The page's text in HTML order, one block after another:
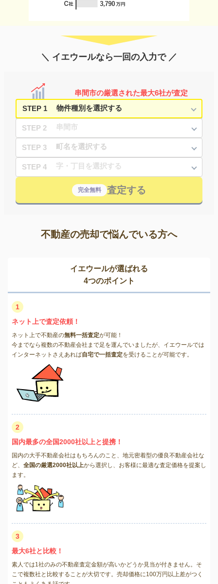
＼ イエウールなら一回の入力で ／
串間市の厳選された最大6社が査定
STEP 1
STEP 2
STEP 3
STEP 4
完全無料 査定する
不動産の売却で悩んでいる方へ
イエウールが選ばれる
4つのポイント
1
ネット上で査定依頼！
ネット上で不動産の無料一括査定が可能！
今までなら複数の不動産会社まで足を運んでいましたが、イエウールでは
インターネットさえあれば自宅で一括査定を受けることが可能です。
2
国内最多の全国2000社以上と提携！
国内の大手不動産会社はもちろんのこと、地元密着型の優良不動産会社な
ど、 全国の厳選2000社以上から選択し、お客様に最適な査定価格を提案し
ます。
3
最大6社と比較！
素人では1社のみの不動産査定金額が高いかどうか見当が付きません。そ
こで複数社と比較することが大切です。売却価格に100万円以上差がつく